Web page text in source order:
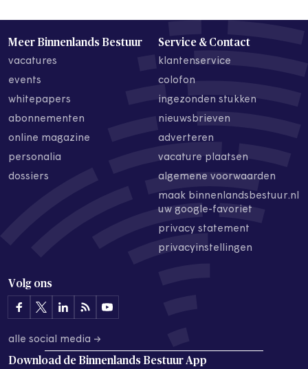
Meer Binnenlands Bestuur
vacatures
events
whitepapers
abonnementen
online magazine
personalia
dossiers
Service & Contact
klantenservice
colofon
ingezonden stukken
nieuwsbrieven
adverteren
vacature plaatsen
algemene voorwaarden
maak binnenlandsbestuur.nl
uw google-favoriet
privacy statement
privacyinstellingen
Volg ons
alle social media →
Download de Binnenlands Bestuur App